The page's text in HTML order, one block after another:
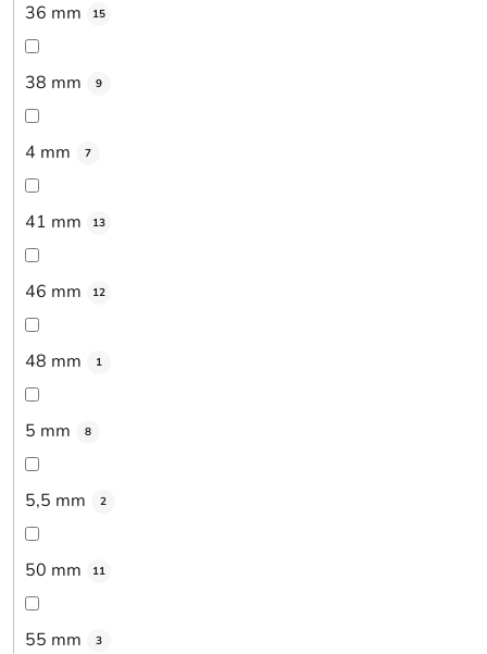
36 mm 15
38 mm 9
4 mm 7
41 mm 13
46 mm 12
48 mm 1
5 mm 8
5,5 mm 2
50 mm 11
55 mm 3